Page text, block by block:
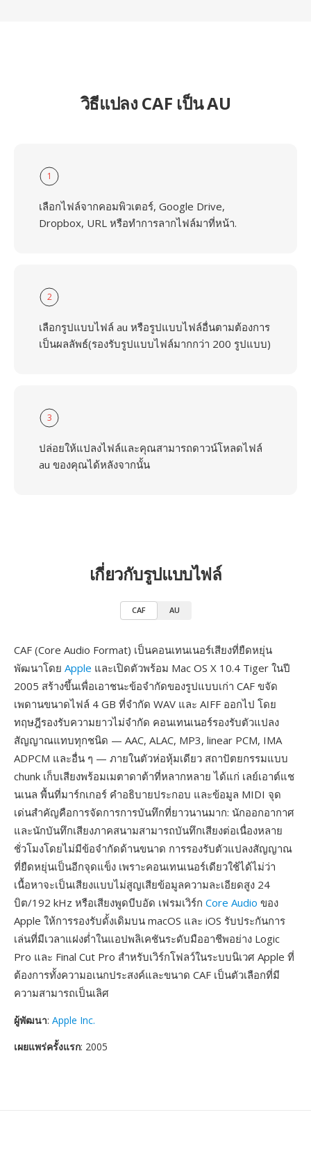
วิธีแปลง CAF เป็น AU
1
เลือกไฟล์จากคอมพิวเตอร์, Google Drive,
Dropbox, URL หรือทำการลากไฟล์มาที่หน้า.
2
เลือกรูปแบบไฟล์ au หรือรูปแบบไฟล์อื่นตามต้องการ
เป็นผลลัพธ์(รองรับรูปแบบไฟล์มากกว่า 200 รูปแบบ)
3
ปล่อยให้แปลงไฟล์และคุณสามารถดาวน์โหลดไฟล์
au ของคุณได้หลังจากนั้น
เกี่ยวกับรูปแบบไฟล์
CAF AU
CAF (Core Audio Format) เป็นคอนเทนเนอร์เสียงที่ยืดหยุ่น
พัฒนาโดย Apple และเปิดตัวพร้อม Mac OS X 10.4 Tiger ในปี
2005 สร้างขึ้นเพื่อเอาชนะข้อจำกัดของรูปแบบเก่า CAF ขจัด
เพดานขนาดไฟล์ 4 GB ที่จำกัด WAV และ AIFF ออกไป โดย
ทฤษฎีรองรับความยาวไม่จำกัด คอนเทนเนอร์รองรับตัวแปลง
สัญญาณแทบทุกชนิด — AAC, ALAC, MP3, linear PCM, IMA
ADPCM และอื่น ๆ — ภายในตัวห่อหุ้มเดียว สถาปัตยกรรมแบบ
chunk เก็บเสียงพร้อมเมตาดาต้าที่หลากหลาย ได้แก่ เลย์เอาต์แช
นเนล พื้นที่มาร์กเกอร์ คำอธิบายประกอบ และข้อมูล MIDI จุด
เด่นสำคัญคือการจัดการการบันทึกที่ยาวนานมาก: นักออกอากาศ
และนักบันทึกเสียงภาคสนามสามารถบันทึกเสียงต่อเนื่องหลาย
ชั่วโมงโดยไม่มีข้อจำกัดด้านขนาด การรองรับตัวแปลงสัญญาณ
ที่ยืดหยุ่นเป็นอีกจุดแข็ง เพราะคอนเทนเนอร์เดียวใช้ได้ไม่ว่า
เนื้อหาจะเป็นเสียงแบบไม่สูญเสียข้อมูลความละเอียดสูง 24
บิต/192 kHz หรือเสียงพูดบีบอัด เฟรมเวิร์ก Core Audio ของ
Apple ให้การรองรับดั้งเดิมบน macOS และ iOS รับประกันการ
เล่นที่มีเวลาแฝงต่ำในแอปพลิเคชันระดับมืออาชีพอย่าง Logic
Pro และ Final Cut Pro สำหรับเวิร์กโฟลว์ในระบบนิเวศ Apple ที่
ต้องการทั้งความอเนกประสงค์และขนาด CAF เป็นตัวเลือกที่มี
ความสามารถเป็นเลิศ
ผู้พัฒนา: Apple Inc.
เผยแพร่ครั้งแรก: 2005